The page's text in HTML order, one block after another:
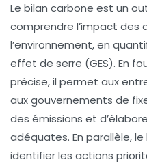
Le bilan carbone est un
comprendre l’impact des
l’environnement, en
effet de serre (GES). En
précise, il permet aux
aux gouvernements de
des émissions et
adéquates. En parallèle,
identifier les actions